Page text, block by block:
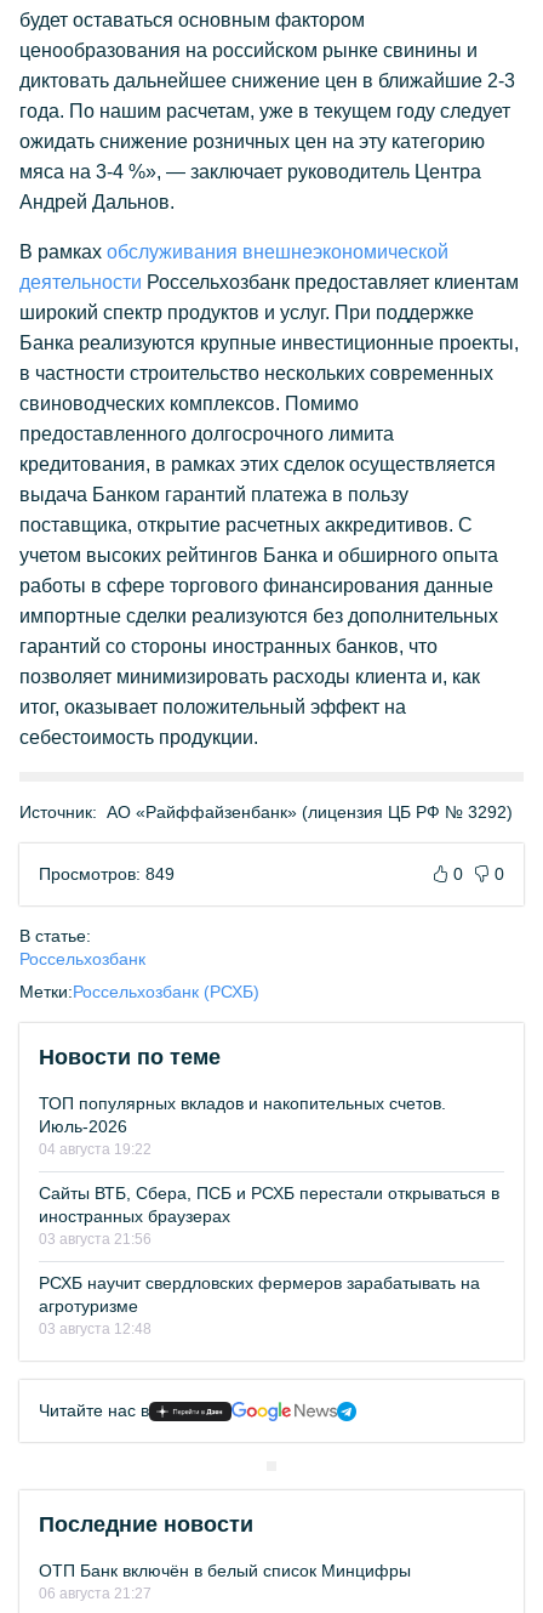
будет оставаться основным фактором
ценообразования на российском рынке свинины и
диктовать дальнейшее снижение цен в ближайшие 2-3
года. По нашим расчетам, уже в текущем году следует
ожидать снижение розничных цен на эту категорию
мяса на 3-4 %», — заключает руководитель Центра
Андрей Дальнов.
В рамках обслуживания внешнеэкономической
деятельности Россельхозбанк предоставляет клиентам
широкий спектр продуктов и услуг. При поддержке
Банка реализуются крупные инвестиционные проекты,
в частности строительство нескольких современных
свиноводческих комплексов. Помимо
предоставленного долгосрочного лимита
кредитования, в рамках этих сделок осуществляется
выдача Банком гарантий платежа в пользу
поставщика, открытие расчетных аккредитивов. С
учетом высоких рейтингов Банка и обширного опыта
работы в сфере торгового финансирования данные
импортные сделки реализуются без дополнительных
гарантий со стороны иностранных банков, что
позволяет минимизировать расходы клиента и, как
итог, оказывает положительный эффект на
себестоимость продукции.
Источник: АО «Райффайзенбанк» (лицензия ЦБ РФ № 3292)
Просмотров: 849 0 0
В статье:
Россельхозбанк
Метки:Россельхозбанк (РСХБ)
Новости по теме
ТОП популярных вкладов и накопительных счетов.
Июль-2026
04 августа 19:22
Сайты ВТБ, Сбера, ПСБ и РСХБ перестали открываться в
иностранных браузерах
03 августа 21:56
РСХБ научит свердловских фермеров зарабатывать на
агротуризме
03 августа 12:48
Читайте нас в
Последние новости
ОТП Банк включён в белый список Минцифры
06 августа 21:27